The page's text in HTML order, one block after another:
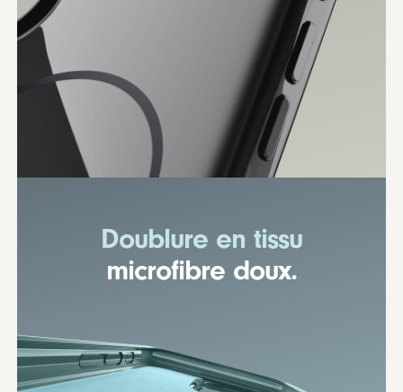
Doublure en tissu
microfibre doux.